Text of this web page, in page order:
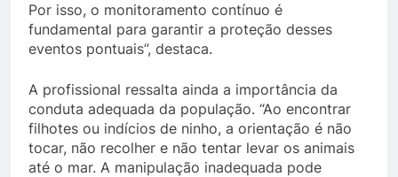
Por isso, o monitoramento contínuo é
fundamental para garantir a proteção desses
eventos pontuais”, destaca.
A profissional ressalta ainda a importância da
conduta adequada da população. “Ao encontrar
filhotes ou indícios de ninho, a orientação é não
tocar, não recolher e não tentar levar os animais
até o mar. A manipulação inadequada pode